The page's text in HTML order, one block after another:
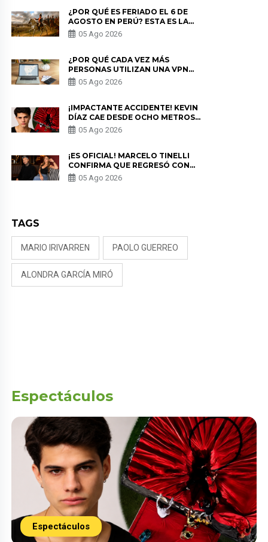
¿POR QUÉ ES FERIADO EL 6 DE
AGOSTO EN PERÚ? ESTA ES LA
HISTORIA
05 Ago 2026
¿POR QUÉ CADA VEZ MÁS
PERSONAS UTILIZAN UNA VPN
PARA PROTEGER SU
PRIVACIDAD?
05 Ago 2026
¡IMPACTANTE ACCIDENTE! KEVIN
DÍAZ CAE DESDE OCHO METROS
EN “ESTO ES GUERRA” Y GENERA
PREOCUPACIÓN
05 Ago 2026
¡ES OFICIAL! MARCELO TINELLI
CONFIRMA QUE REGRESÓ CON
MILETT FIGUEROA: “EL AMOR
PUDO MÁS”
05 Ago 2026
TAGS
MARIO IRIVARREN PAOLO GUERREO
ALONDRA GARCÍA MIRÓ
Espectáculos
Espectáculos